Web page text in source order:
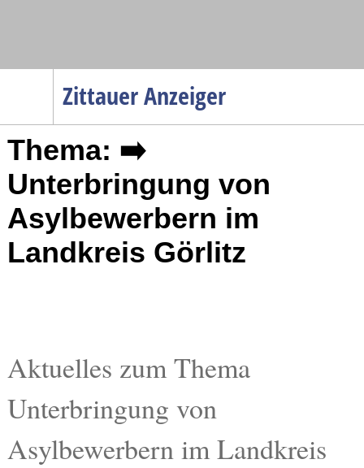
Zittauer Anzeiger
Menüpunkte
Startseite
Gesellschaft
Wirtschaft
Service
Sport
Kostenlos
Thema: ➡️
Unterbringung von
Asylbewerbern im
Landkreis Görlitz
Aktuelles zum Thema
Unterbringung von
Asylbewerbern im Landkreis